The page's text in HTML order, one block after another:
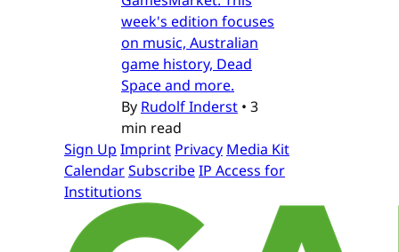
week's edition focuses
on music, Australian
game history, Dead
Space and more.
By Rudolf Inderst • 3
min read
Sign Up Imprint Privacy Media Kit
CalendarSubscribeIP Access for
Institutions